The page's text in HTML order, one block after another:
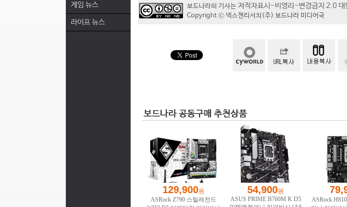
게임 뉴스
라이프 뉴스
보드나라의 기사는 저작자표시-비영리-변경금지 2.0 대
Copyright ⓒ 넥스젠리서치(주) 보드나라 미디어국